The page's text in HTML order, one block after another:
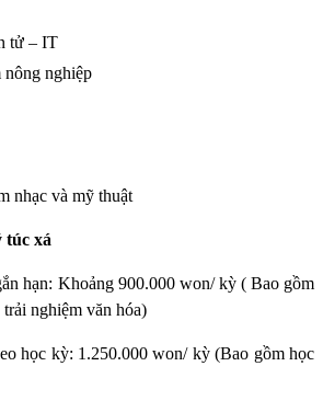
tử – IT
nông nghiệp
nhạc và mỹ thuật
túc xá
hạn: Khoảng 900.000 won/ kỳ ( Bao gồm
nghiệm văn hóa)
học kỳ: 1.250.000 won/ kỳ (Bao gồm học